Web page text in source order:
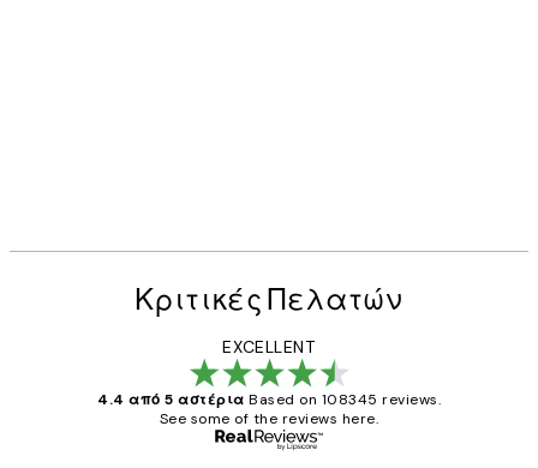
Κριτικές Πελατών
EXCELLENT
4.4 από 5 αστέρια Based on 108345 reviews.
See some of the reviews here.